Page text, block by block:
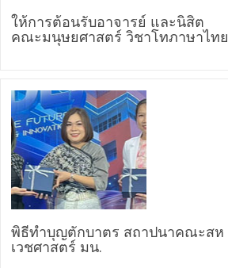
ให้การต้อนรับอาจารย์ และนิสิต
คณะมนุษยศาสตร์ วิชาโทภาษาไทย
พิธีทำบุญตักบาตร สถาปนาคณะสห
เวชศาสตร์ มน.